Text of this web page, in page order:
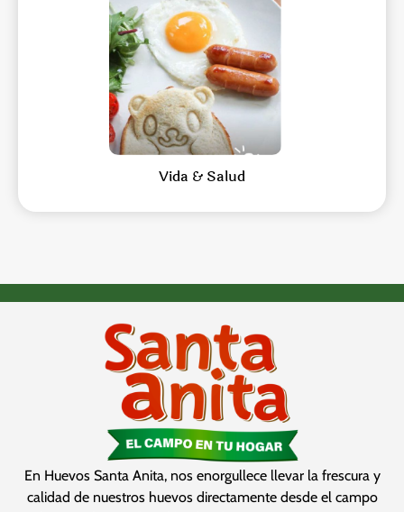
Vida & Salud
En Huevos Santa Anita, nos enorgullece llevar la frescura y
calidad de nuestros huevos directamente desde el campo